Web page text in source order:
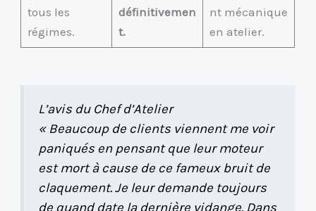
tous les
régimes.
définitivemen
t.
nt mécanique
en atelier.
L’avis du Chef d’Atelier
« Beaucoup de clients viennent me voir
paniqués en pensant que leur moteur
est mort à cause de ce fameux bruit de
claquement. Je leur demande toujours
de quand date la dernière vidange. Dans